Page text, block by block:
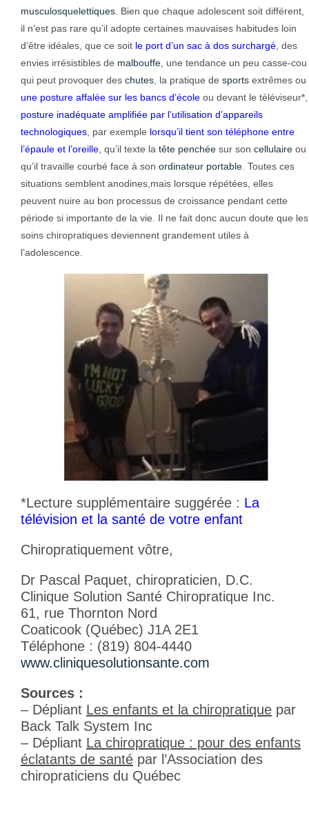
musculosquelettiques . Bien que chaque adolescent soit différent,
il n’est pas rare qu’il adopte certaines mauvaises habitudes loin
d’être idéales, que ce soit le port d’un sac à dos surchargé , des
envies irrésistibles de malbouffe , une tendance un peu casse-cou
qui peut provoquer des chutes , la pratique de sports extrêmes ou
une posture affalée sur les bancs d’école ou devant le téléviseur*,
posture inadéquate amplifiée par l’utilisation d’appareils
technologiques , par exemple lorsqu’il tient son téléphone entre
l’épaule et l’oreille , qu’il texte la tête penchée sur son cellulaire ou
qu’il travaille courbé face à son ordinateur portable . Toutes ces
situations semblent anodines,mais lorsque répétées, elles
peuvent nuire au bon processus de croissance pendant cette
période si importante de la vie. Il ne fait donc aucun doute que les
soins chiropratiques deviennent grandement utiles à
l’adolescence.
*Lecture supplémentaire suggérée : La
télévision et la santé de votre enfant
Chiropratiquement vôtre,
Dr Pascal Paquet, chiropraticien, D.C.
Clinique Solution Santé Chiropratique Inc.
61, rue Thornton Nord
Coaticook (Québec) J1A 2E1
Téléphone : (819) 804-4440
www.cliniquesolutionsante.com
Sources :
– Dépliant Les enfants et la chiropratique par
Back Talk System Inc
– Dépliant La chiropratique : pour des enfants
éclatants de santé par l’Association des
chiropraticiens du Québec